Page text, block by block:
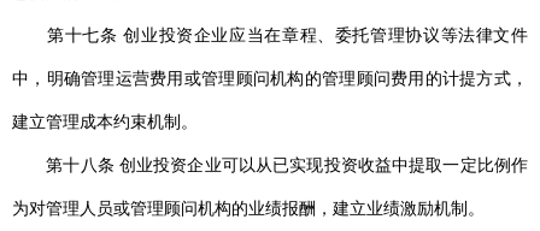
第十七条 创业投资企业应当在章程、委托管理协议等法律文件
中，明确管理运营费用或管理顾问机构的管理顾问费用的计提方式，
建立管理成本约束机制。
第十八条 创业投资企业可以从已实现投资收益中提取一定比例作
为对管理人员或管理顾问机构的业绩报酬，建立业绩激励机制。